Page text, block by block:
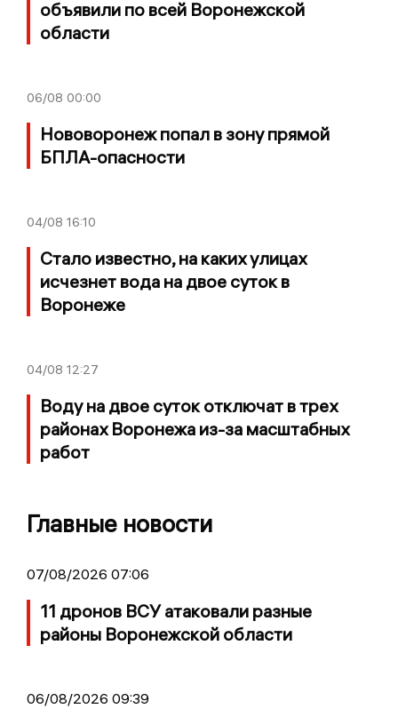
объявили по всей Воронежской
области
06/08 00:00
Нововоронеж попал в зону прямой
БПЛА-опасности
04/08 16:10
Стало известно, на каких улицах
исчезнет вода на двое суток в
Воронеже
04/08 12:27
Воду на двое суток отключат в трех
районах Воронежа из-за масштабных
работ
Главные новости
07/08/2026 07:06
11 дронов ВСУ атаковали разные
районы Воронежской области
06/08/2026 09:39